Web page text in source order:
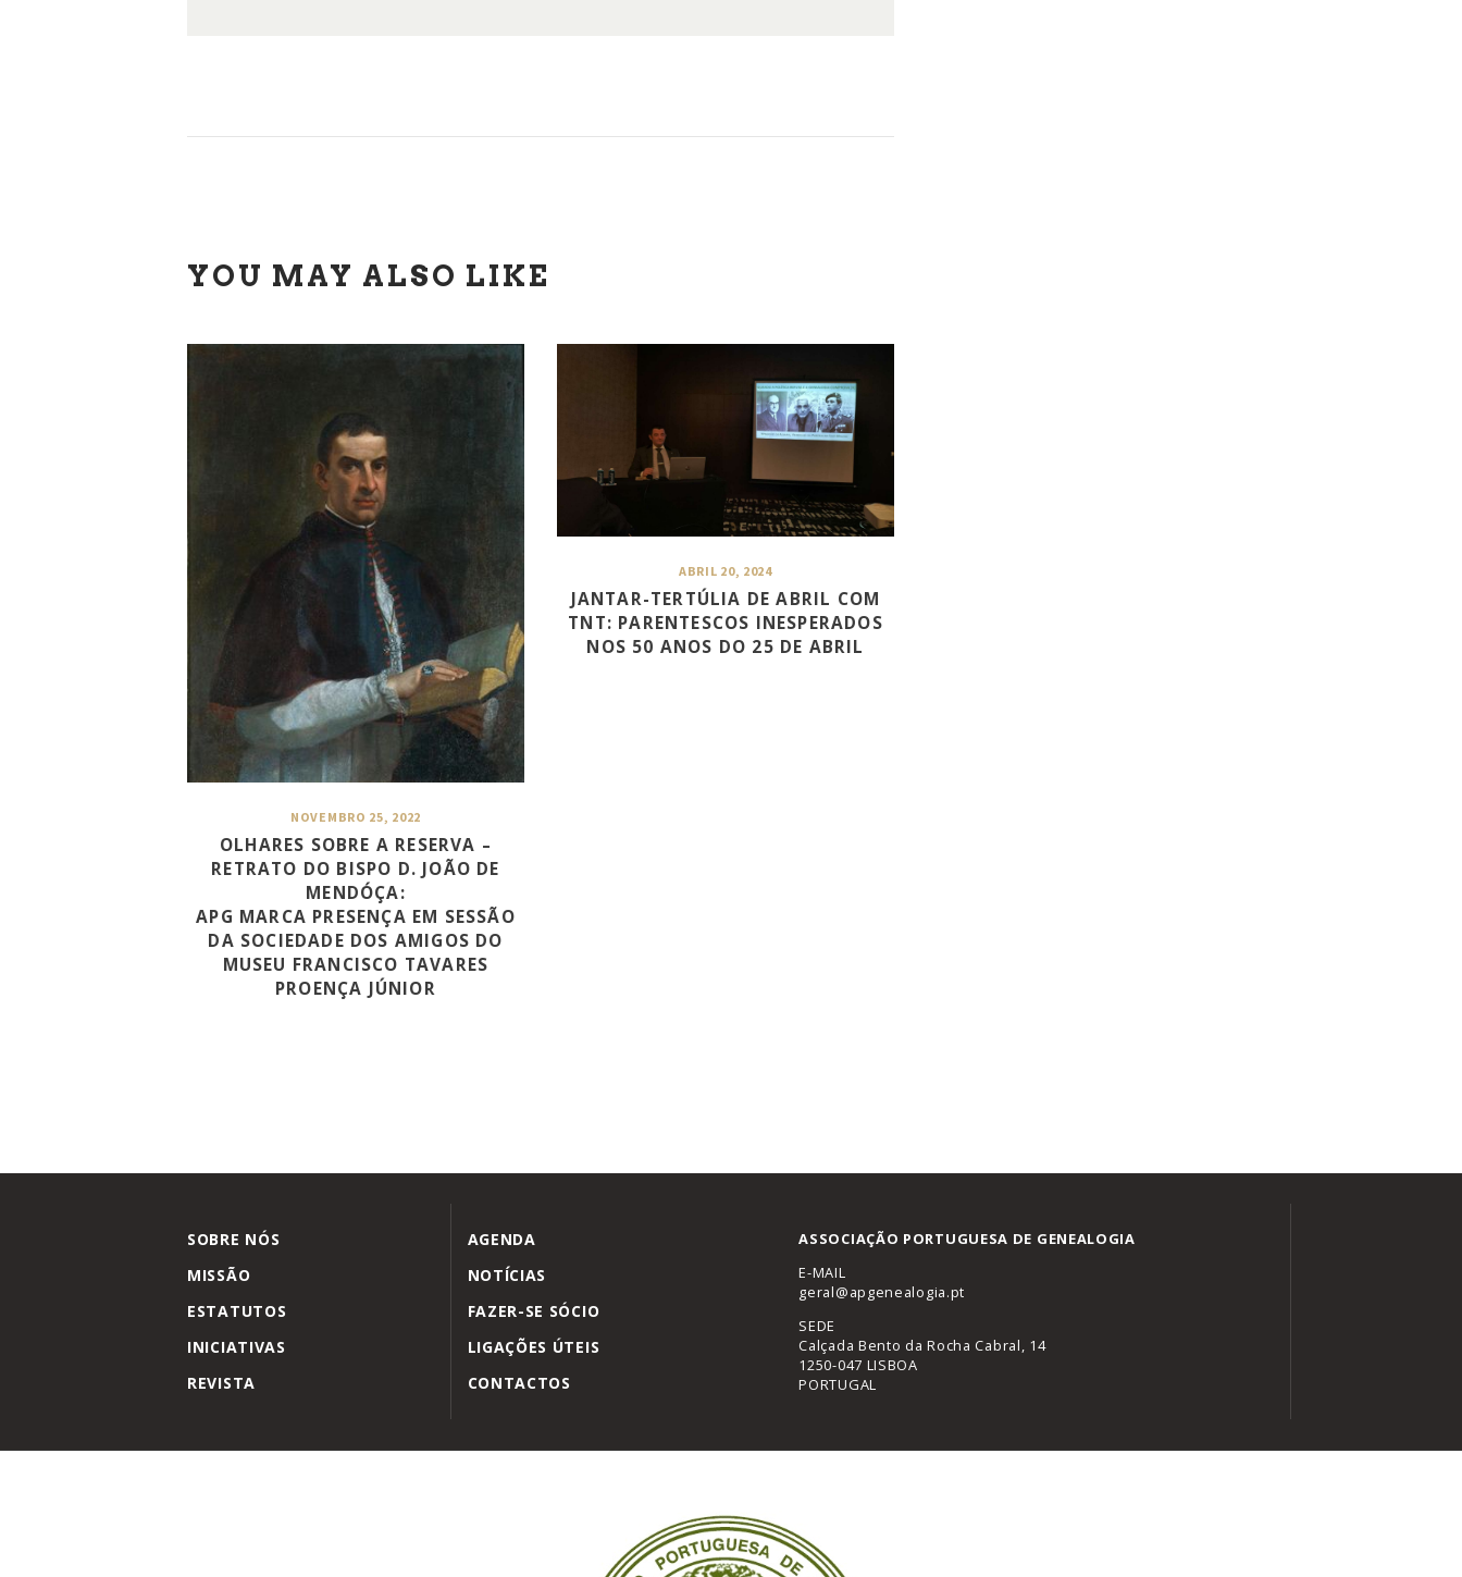
YOU MAY ALSO LIKE
NOVEMBRO 25, 2022
OLHARES SOBRE A RESERVA –
RETRATO DO BISPO D. JOÃO DE
MENDÓÇA:
APG MARCA PRESENÇA EM SESSÃO
DA SOCIEDADE DOS AMIGOS DO
MUSEU FRANCISCO TAVARES
PROENÇA JÚNIOR
ABRIL 20, 2024
JANTAR-TERTÚLIA DE ABRIL COM
TNT: PARENTESCOS INESPERADOS
NOS 50 ANOS DO 25 DE ABRIL
SOBRE NÓS
MISSÃO
ESTATUTOS
INICIATIVAS
REVISTA
AGENDA
NOTÍCIAS
FAZER-SE SÓCIO
LIGAÇÕES ÚTEIS
CONTACTOS
ASSOCIAÇÃO PORTUGUESA DE GENEALOGIA
E-MAIL
geral@apgenealogia.pt
SEDE
Calçada Bento da Rocha Cabral, 14
1250-047 LISBOA
PORTUGAL